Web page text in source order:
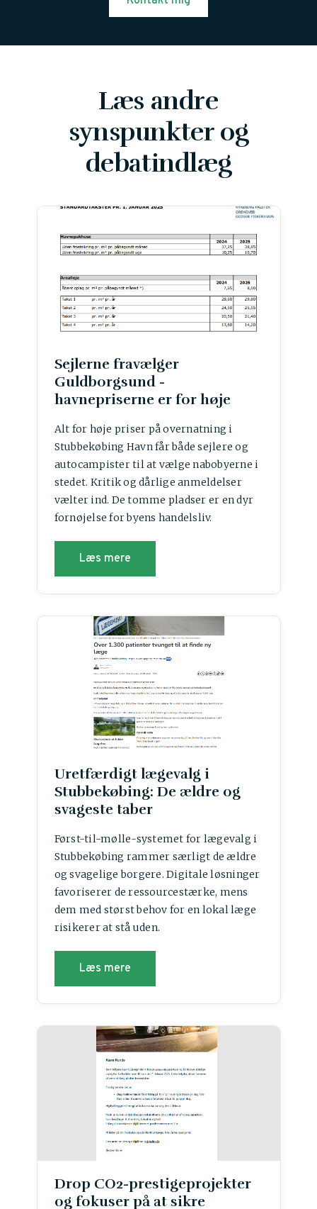
Læs andre
synspunkter og
debatindlæg
Sejlerne fravælger
Guldborgsund -
havnepriserne er for høje
Alt for høje priser på overnatning i
Stubbekøbing Havn får både sejlere og
autocampister til at vælge nabobyerne i
stedet. Kritik og dårlige anmeldelser
vælter ind. De tomme pladser er en dyr
fornøjelse for byens handelsliv.
Læs mere
Uretfærdigt lægevalg i
Stubbekøbing: De ældre og
svageste taber
Først-til-mølle-systemet for lægevalg i
Stubbekøbing rammer særligt de ældre
og svagelige borgere. Digitale løsninger
favoriserer de ressourcestærke, mens
dem med størst behov for en lokal læge
risikerer at stå uden.
Læs mere
Drop CO2-prestigeprojekter
og fokuser på at sikre